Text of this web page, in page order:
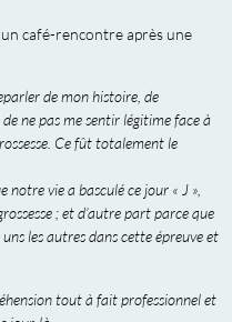
café-rencontre après une
de mon histoire, de
ne pas me sentir légitime face à
Ce fût totalement le
notre vie a basculé ce jour « J »,
; et d’autre part parce que
les autres dans cette épreuve et
tout à fait professionnel et